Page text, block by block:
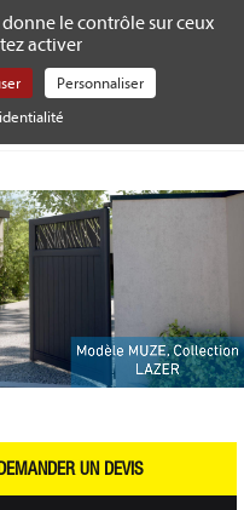
Modèle MUZE, Collection
LAZER
UN DEVIS
le contrôle sur ceux
activer
Personnaliser